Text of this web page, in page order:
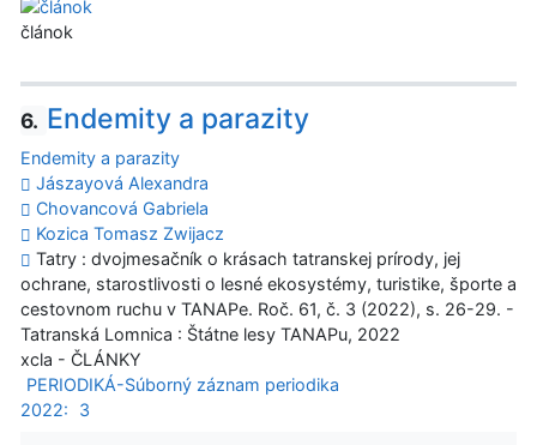
článok
6. Endemity a parazity
Endemity a parazity
Jászayová Alexandra
Chovancová Gabriela
Kozica Tomasz Zwijacz
Tatry : dvojmesačník o krásach tatranskej prírody, jej
ochrane, starostlivosti o lesné ekosystémy, turistike, športe a
cestovnom ruchu v TANAPe. Roč. 61, č. 3 (2022), s. 26-29. -
Tatranská Lomnica : Štátne lesy TANAPu, 2022
xcla - ČLÁNKY
PERIODIKÁ-Súborný záznam periodika
2022:
3